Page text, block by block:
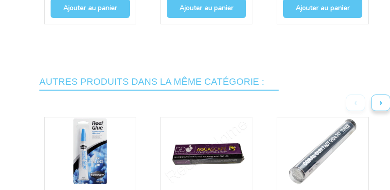
Ajouter au panier Ajouter au panier Ajouter au panier
AUTRES PRODUITS DANS LA MÊME CATÉGORIE :
‹ ›